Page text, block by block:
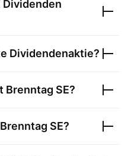
Dividenden
Dividendenaktie?
Brenntag SE?
Brenntag SE?